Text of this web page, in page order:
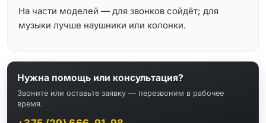
На части моделей — для звонков сойдёт; для
музыки лучше наушники или колонки.
Нужна помощь или консультация?
Звоните или оставьте заявку — перезвоним в рабочее
время.